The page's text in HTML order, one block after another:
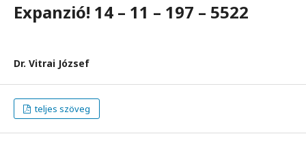
Expanzió! 14 – 11 – 197 – 5522
Dr. Vitrai József
teljes szöveg